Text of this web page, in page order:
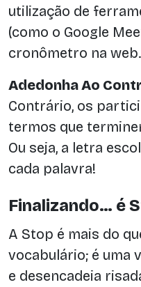
utilização de
(como o Google
cronômetro na web.
Adedonha Ao
Contrário, os
termos que
Ou seja, a letra
cada palavra!
Finalizando… é
A Stop é mais do
vocabulário; é uma
e desencadeia